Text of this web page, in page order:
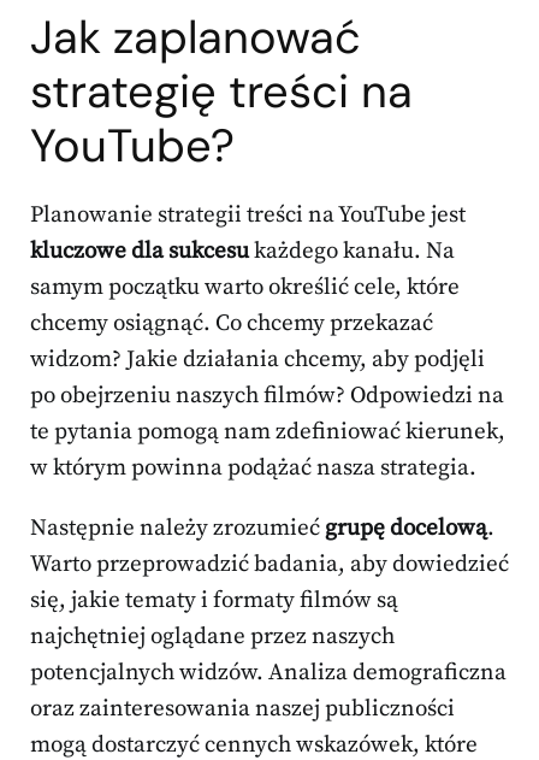
Jak zaplanować
strategię treści na
YouTube?
Planowanie strategii treści na YouTube jest
kluczowe dla sukcesukażdego kanału. Na
samym początku warto określić cele, które
chcemy osiągnąć. Co chcemy przekazać
widzom? Jakie działania chcemy, aby podjęli
po obejrzeniu naszych filmów? Odpowiedzi na
te pytania pomogą nam zdefiniować kierunek,
w którym powinna podążać nasza strategia.
Następnie należy zrozumieć grupę docelową.
Warto przeprowadzić badania, aby dowiedzieć
się, jakie tematy i formaty filmów są
najchętniej oglądane przez naszych
potencjalnych widzów. Analiza demograficzna
oraz zainteresowania naszej publiczności
mogą dostarczyć cennych wskazówek, które